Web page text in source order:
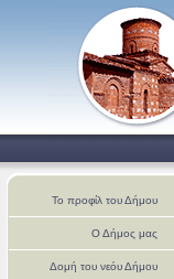
Το προφίλ του Δήμου
Ο Δήμος μας
Δομή του νεόυ Δήμου